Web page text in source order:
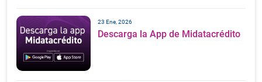
23 Ene, 2026
Descarga la App de Midatacrédito